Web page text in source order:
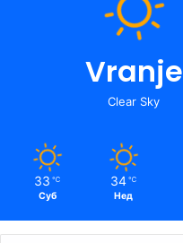
Vranje
Clear Sky
33 ℃
Суб
34 ℃
Нед